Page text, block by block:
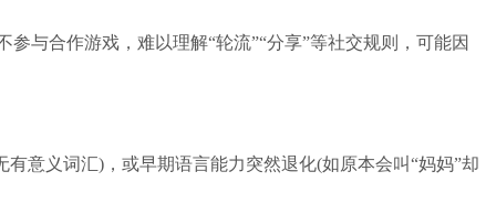
与合作游戏，难以理解“轮流”“分享”等社交规则，可能因
意义词汇)，或早期语言能力突然退化(如原本会叫“妈妈”却